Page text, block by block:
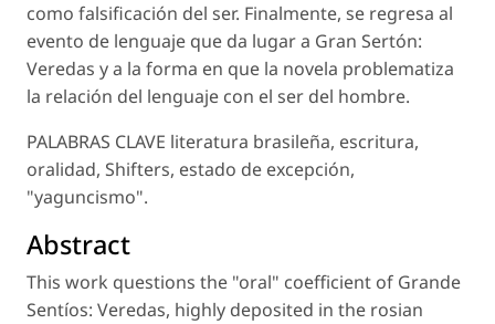
como falsificación del ser. Finalmente, se regresa al
evento de lenguaje que da lugar a Gran Sertón:
Veredas y a la forma en que la novela problematiza
la relación del lenguaje con el ser del hombre.
PALABRAS CLAVE literatura brasileña, escritura,
oralidad, Shifters, estado de excepción,
"yaguncismo".
Abstract
This work questions the "oral" coefficient of Grande
Sentíos: Veredas, highly deposited in the rosian